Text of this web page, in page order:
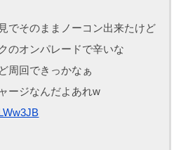
でそのままノーコン出来たけど
のオンパレードで辛いな
周回できっかなぁ
ージなんだよあれw